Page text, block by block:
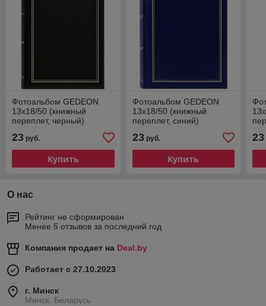
Фотоальбом GEDEON
13х18/50 (книжный
переплет, черный)
23 руб.
Купить
Фотоальбом GEDEON
13х18/50 (книжный
переплет, синий)
23руб.
Купить
23
О нас
Рейтинг не сформирован
Менее 5 отзывов за последний год
Компания продает на Deal.by
Работает с 27.10.2023
г. Минск
Минск, Беларусь